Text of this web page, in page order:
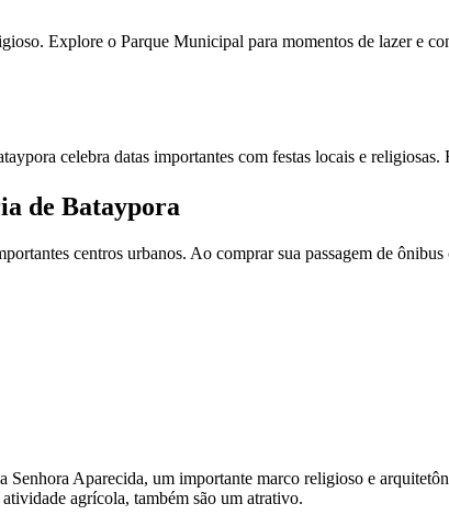
Explore o Parque Municipal para momentos de lazer e
celebra datas importantes com festas locais e
de Bataypora
centros urbanos. Ao comprar sua passagem de
Aparecida, um importante marco religioso e
agrícola, também são um atrativo.